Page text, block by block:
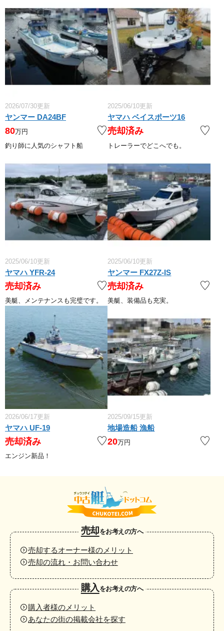
2026/07/30更新
ヤンマー DA24BF
80万円
釣り師に人気のシャフト船
2025/06/10更新
ヤマハ ベイスポーツ16
売却済み
トレーラーでどこへでも。
2025/06/10更新
ヤマハ YFR-24
売却済み
美艇、メンテナンスも完璧です。
2025/06/10更新
ヤンマー FX27Z-IS
売却済み
美艇、装備品も充実。
2026/06/17更新
ヤマハ UF-19
売却済み
エンジン新品！
2025/09/15更新
地場造船 漁船
20万円
売却をお考えの方へ
売却するオーナー様のメリット
売却の流れ・お問い合わせ
購入をお考えの方へ
購入者様のメリット
あなたの街の掲載会社を探す